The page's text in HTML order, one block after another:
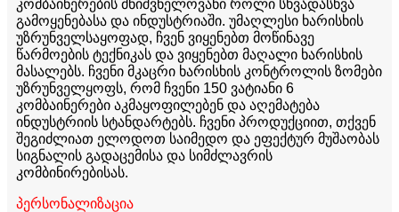
კომბაინერების მნიშვნელოვანი როლი სხვადასხვა
გამოყენებასა და ინდუსტრიაში. უმაღლესი ხარისხის
უზრუნველსაყოფად, ჩვენ ვიყენებთ მოწინავე
წარმოების ტექნიკას და ვიყენებთ მაღალი ხარისხის
მასალებს. ჩვენი მკაცრი ხარისხის კონტროლის ზომები
უზრუნველყოფს, რომ ჩვენი 150 ვატიანი 6
კომბაინერები აკმაყოფილებენ და აღემატება
ინდუსტრიის სტანდარტებს. ჩვენი პროდუქციით, თქვენ
შეგიძლიათ ელოდოთ საიმედო და ეფექტურ მუშაობას
სიგნალის გადაცემისა და სიმძლავრის
კომბინირებისას.
პერსონალიზაცია